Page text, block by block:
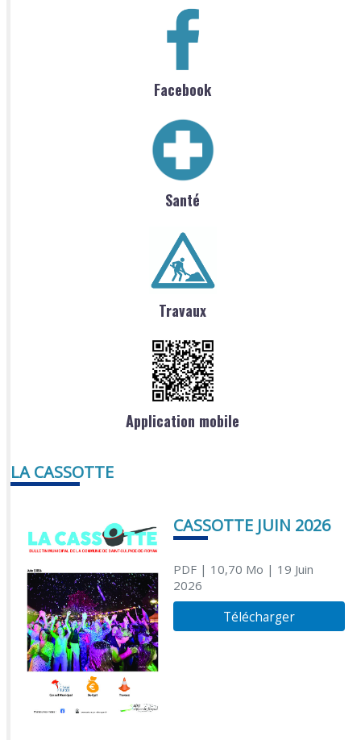
Facebook
Santé
Travaux
Application mobile
LA CASSOTTE
CASSOTTE JUIN 2026
PDF| 10,70 Mo | 19 Juin
2026
Télécharger